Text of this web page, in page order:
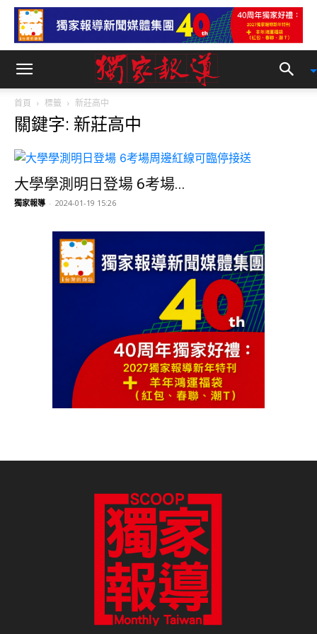
首頁 標籤 新莊高中
關鍵字: 新莊高中
大學學測明日登場 6考場...
獨家報導 - 2024-01-19 15:26